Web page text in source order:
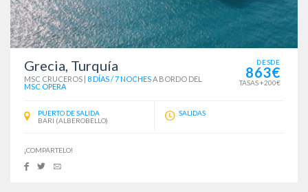
Grecia, Turquía
MSC CRUCEROS | 8 DÍAS / 7 NOCHESA BORDO DEL
MSC OPERA
DESDE
863€
TASAS +200€
PUERTO DE SALIDA
BARI (ALBEROBELLO)
SALIDAS
¡COMPÁRTELO!